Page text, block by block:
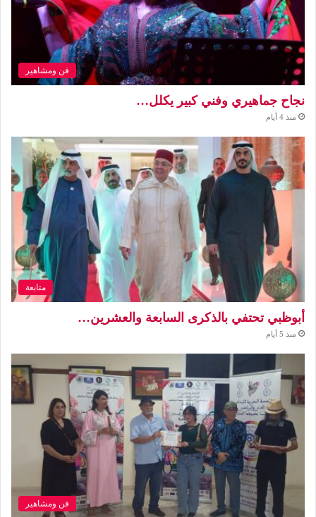
فن ومشاهير
نجاح جماهيري وفني كبير يكلل…
منذ 4 أيام
متابعة
أبوظبي تحتفي بالذكرى السابعة والعشرين…
منذ 5 أيام
فن ومشاهير